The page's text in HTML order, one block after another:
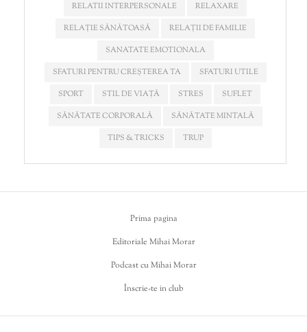
RELATII INTERPERSONALE
RELAXARE
RELAȚIE SĂNĂTOASĂ
RELAȚII DE FAMILIE
SANATATE EMOTIONALA
SFATURI PENTRU CREȘTEREA TA
SFATURI UTILE
SPORT
STIL DE VIAȚĂ STRES
SUFLET
SĂNĂTATE CORPORALĂ
SĂNĂTATE MINTALĂ
TIPS & TRICKS
TRUP
Prima pagina
Editoriale Mihai Morar
Podcast cu Mihai Morar
Înscrie-te in club